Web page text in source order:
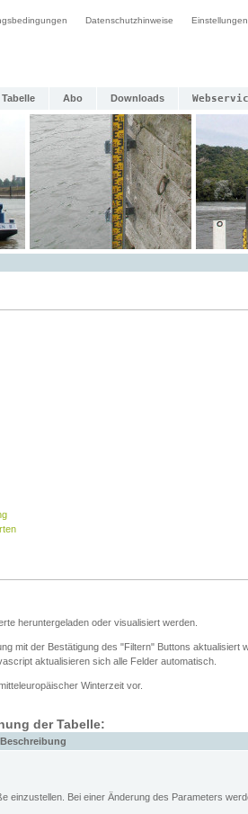
Datenschutzhinweise Einstellungen
Abo Downloads
heruntergeladen oder visualisiert werden.
mit der Bestätigung des "Filtern" Buttons aktualisiert
aktualisieren sich alle Felder automatisch.
Winterzeit vor.
der Tabelle:
Beschreibung
einzustellen. Bei einer Änderung des Parameters